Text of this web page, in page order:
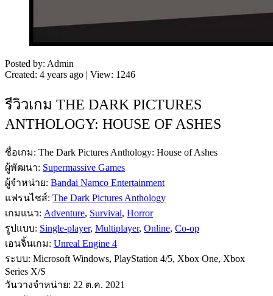
Posted by: Admin
Created: 4 years ago | View: 1246
รีวิวเกม THE DARK PICTURES
ANTHOLOGY: HOUSE OF ASHES
ชื่อเกม: The Dark Pictures Anthology: House of Ashes
ผู้พัฒนา: Supermassive Games
ผู้จำหน่าย: Bandai Namco Entertainment
แฟรนไชส์: The Dark Pictures Anthology
เกมแนว: Adventure, Survival, Horror
รูปแบบ: Single-player, Multiplayer, Online, Co-op
เอนจิ้นเกม: Unreal Engine 4
ระบบ: Microsoft Windows, PlayStation 4/5, Xbox One, Xbox
Series X/S
วันวางจำหน่าย: 22 ต.ค. 2021